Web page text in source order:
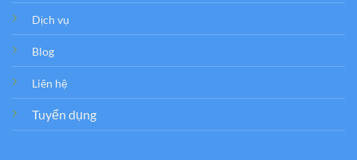
Dịch vụ
Blog
Liên hệ
Tuyển dụng